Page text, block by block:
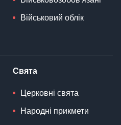
Військовий облік
Свята
Церковні свята
Народні прикмети